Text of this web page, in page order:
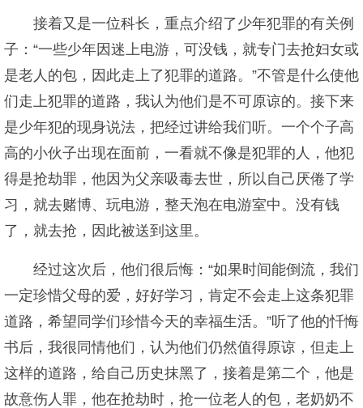
接着又是一位科长，重点介绍了少年犯罪的有关例
子：“一些少年因迷上电游，可没钱，就专门去抢妇女或
是老人的包，因此走上了犯罪的道路。”不管是什么使他
们走上犯罪的道路，我认为他们是不可原谅的。接下来
是少年犯的现身说法，把经过讲给我们听。一个个子高
高的小伙子出现在面前，一看就不像是犯罪的人，他犯
得是抢劫罪，他因为父亲吸毒去世，所以自己厌倦了学
习，就去赌博、玩电游，整天泡在电游室中。没有钱
了，就去抢，因此被送到这里。
经过这次后，他们很后悔：“如果时间能倒流，我们
一定珍惜父母的爱，好好学习，肯定不会走上这条犯罪
道路，希望同学们珍惜今天的幸福生活。”听了他的忏悔
书后，我很同情他们，认为他们仍然值得原谅，但走上
这样的道路，给自己历史抹黑了，接着是第二个，他是
故意伤人罪，他在抢劫时，抢一位老人的包，老奶奶不